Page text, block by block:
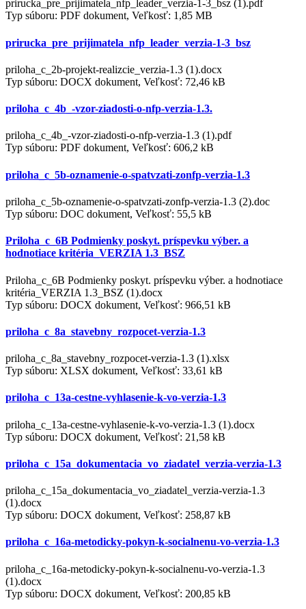
prirucka_pre_prijimatela_nfp_leader_verzia-1-3_bsz (1).pdf
Typ súboru: PDF dokument, Veľkosť: 1,85 MB
prirucka_pre_prijimatela_nfp_leader_verzia-1-3_bsz
priloha_c_2b-projekt-realizcie_verzia-1.3 (1).docx
Typ súboru: DOCX dokument, Veľkosť: 72,46 kB
priloha_c_4b_-vzor-ziadosti-o-nfp-verzia-1.3.
priloha_c_4b_-vzor-ziadosti-o-nfp-verzia-1.3 (1).pdf
Typ súboru: PDF dokument, Veľkosť: 606,2 kB
priloha_c_5b-oznamenie-o-spatvzati-zonfp-verzia-1.3
priloha_c_5b-oznamenie-o-spatvzati-zonfp-verzia-1.3 (2).doc
Typ súboru: DOC dokument, Veľkosť: 55,5 kB
Priloha_c_6B Podmienky poskyt. príspevku výber. a
hodnotiace kritéria_VERZIA 1.3_BSZ
Priloha_c_6B Podmienky poskyt. príspevku výber. a hodnotiace
kritéria_VERZIA 1.3_BSZ (1).docx
Typ súboru: DOCX dokument, Veľkosť: 966,51 kB
priloha_c_8a_stavebny_rozpocet-verzia-1.3
priloha_c_8a_stavebny_rozpocet-verzia-1.3 (1).xlsx
Typ súboru: XLSX dokument, Veľkosť: 33,61 kB
priloha_c_13a-cestne-vyhlasenie-k-vo-verzia-1.3
priloha_c_13a-cestne-vyhlasenie-k-vo-verzia-1.3 (1).docx
Typ súboru: DOCX dokument, Veľkosť: 21,58 kB
priloha_c_15a_dokumentacia_vo_ziadatel_verzia-verzia-1.3
priloha_c_15a_dokumentacia_vo_ziadatel_verzia-verzia-1.3
(1).docx
Typ súboru: DOCX dokument, Veľkosť: 258,87 kB
priloha_c_16a-metodicky-pokyn-k-socialnenu-vo-verzia-1.3
priloha_c_16a-metodicky-pokyn-k-socialnenu-vo-verzia-1.3
(1).docx
Typ súboru: DOCX dokument, Veľkosť: 200,85 kB